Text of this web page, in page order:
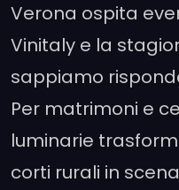
Verona ospita
Vinitaly e la
sappiamo
Per matrimoni e
luminarie
corti rurali in